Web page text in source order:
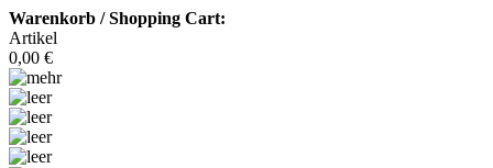
Warenkorb / Shopping Cart:
Artikel
0,00 €